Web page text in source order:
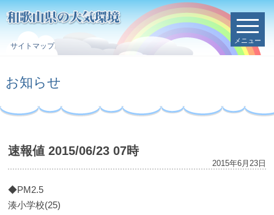
サイトマップ
メニュー
お知らせ
速報値 2015/06/23 07時
2015年6月23日
◆PM2.5
湊小学校(25)